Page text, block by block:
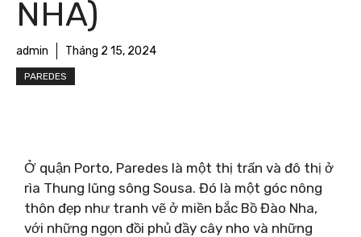
NHA)
admin Tháng 2 15, 2024
PAREDES
Ở quận Porto, Paredes là một thị trấn và đô thị ở
rìa Thung lũng sông Sousa. Đó là một góc nông
thôn đẹp như tranh vẽ ở miền bắc Bồ Đào Nha,
với những ngọn đồi phủ đầy cây nho và những